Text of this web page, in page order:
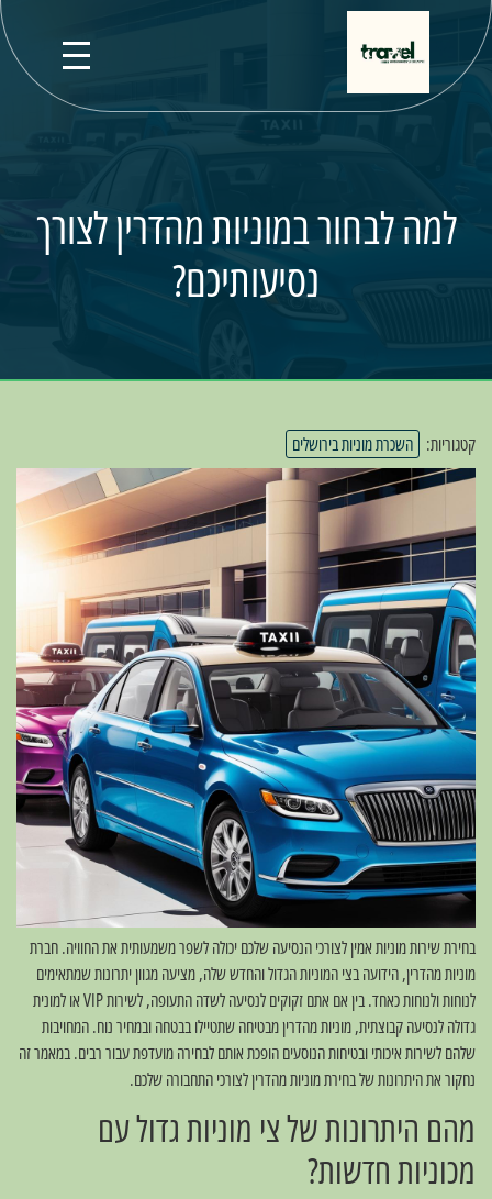
למה לבחור במוניות מהדרין לצורך
נסיעותיכם?
קטגוריות: השכרת מוניות בירושלים
בחירת שירות מוניות אמין לצורכי הנסיעה שלכם יכולה לשפר משמעותית את החוויה. חברת
מוניות מהדרין, הידועה בצי המוניות הגדול והחדש שלה, מציעה מגוון יתרונות שמתאימים
לנוחות ולנוחות כאחד. בין אם אתם זקוקים לנסיעה לשדה התעופה, לשירות VIP או למונית
גדולה לנסיעה קבוצתית, מוניות מהדרין מבטיחה שתטיילו בבטחה ובמחיר נוח. המחויבות
שלהם לשירות איכותי ובטיחות הנוסעים הופכת אותם לבחירה מועדפת עבור רבים. במאמר זה
נחקור את היתרונות של בחירת מוניות מהדרין לצורכי התחבורה שלכם.
מהם היתרונות של צי מוניות גדול עם
מכוניות חדשות?